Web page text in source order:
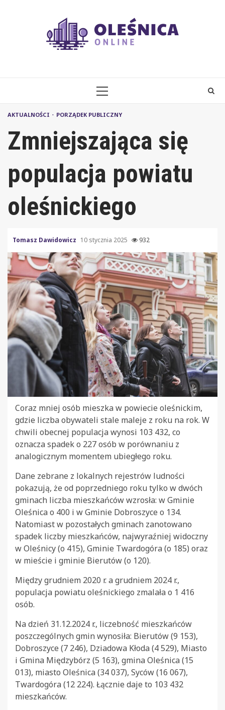
PRIMARY
AKTUALNOŚCI PORZĄDEK PUBLICZNY
Zmniejszająca się
populacja powiatu
oleśnickiego
Tomasz Dawidowicz 10 stycznia 2025 932
Coraz mniej osób mieszka w powiecie oleśnickim,
gdzie liczba obywateli stale maleje z roku na rok. W
chwili obecnej populacja wynosi 103 432, co
oznacza spadek o 227 osób w porównaniu z
analogicznym momentem ubiegłego roku.
Dane zebrane z lokalnych rejestrów ludności
pokazują, że od poprzedniego roku tylko w dwóch
gminach liczba mieszkańców wzrosła: w Gminie
Oleśnica o 400 i w Gminie Dobroszyce o 134.
Natomiast w pozostałych gminach zanotowano
spadek liczby mieszkańców, najwyraźniej widoczny
w Oleśnicy (o 415), Gminie Twardogóra (o 185) oraz
w mieście i gminie Bierutów (o 120).
Między grudniem 2020 r. a grudniem 2024 r.,
populacja powiatu oleśnickiego zmalała o 1 416
osób.
Na dzień 31.12.2024 r., liczebność mieszkańców
poszczególnych gmin wynosiła: Bierutów (9 153),
Dobroszyce (7 246), Dziadowa Kłoda (4 529), Miasto
i Gmina Międzybórz (5 163), gmina Oleśnica (15
013), miasto Oleśnica (34 037), Syców (16 067),
Twardogóra (12 224). Łącznie daje to 103 432
mieszkańców.